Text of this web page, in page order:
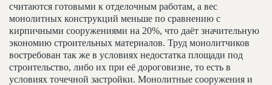
считаются готовыми к отделочным работам, а вес
монолитных конструкций меньше по сравнению с
кирпичными сооружениями на 20%, что даёт значительную
экономию строительных материалов. Труд монолитчиков
востребован так же в условиях недостатка площади под
строительство, либо их при её дороговизне, то есть в
условиях точечной застройки. Монолитные сооружения и